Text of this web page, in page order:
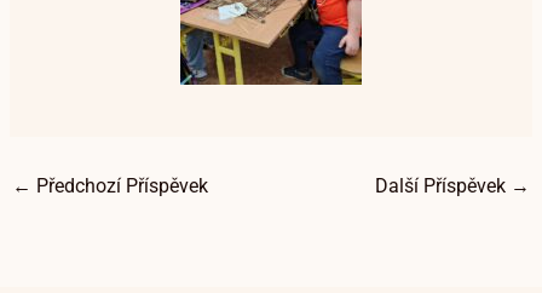
← Předchozí Příspěvek Další Příspěvek →